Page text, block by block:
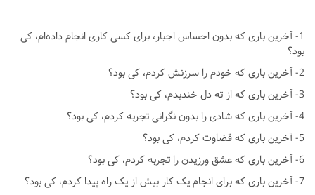
1- آخرین باری که بدون احساس اجبار، برای کسی کاری انجام داده‌ام، کی
بود؟
2- آخرین باری که خودم را سرزنش کردم، کی بود؟
3- آخرین باری که از ته دل خندیدم، کی بود؟
4- آخرین باری که شادی را بدون نگرانی تجربه کردم، کی بود؟
5- آخرین باری که قضاوت کردم، کی بود؟
6- آخرین باری که عشق ورزیدن را تجربه کردم، کی بود؟
7- آخرین باری که برای انجام یک کار بیش از یک راه پیدا کردم، کی بود؟